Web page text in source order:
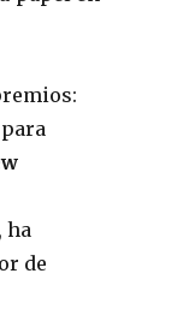
, ha
de